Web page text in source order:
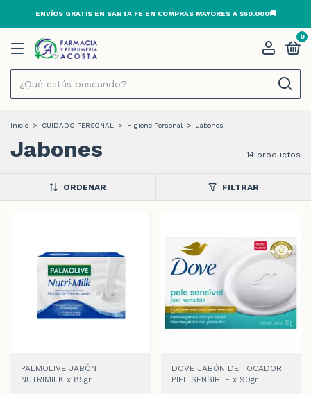
ENVÍOS GRATIS EN SANTA FE EN COMPRAS MAYORES A
0
Inicio > CUIDADO PERSONAL > Higiene Personal > Jabones
Jabones 14 productos
ORDENAR FILTRAR
PALMOLIVE JABÓN
NUTRIMILK x 85gr
DOVE JABÓN DE TOCADOR
PIEL SENSIBLE x 90gr